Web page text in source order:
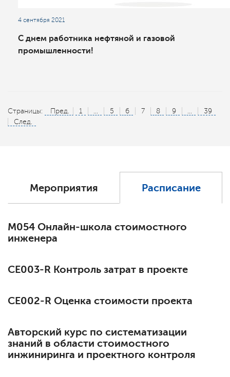
4 сентября 2021
С днем работника нефтяной и газовой
промышленности!
Страницы: Пред. 1 ... 5 6 7 8 9 ...
39
След.
Мероприятия Расписание
М054 Онлайн-школа стоимостного
инженера
СЕ003-R Контроль затрат в проекте
СЕ002-R Оценка стоимости проекта
Авторский курс по систематизации
знаний в области стоимостного
инжиниринга и проектного контроля